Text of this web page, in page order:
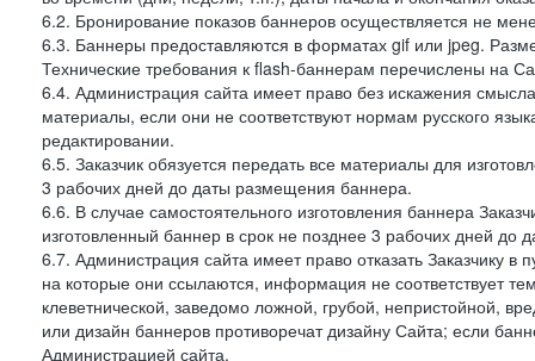
6.2. Бронирование показов баннеров осуществляется не
6.3. Баннеры предоставляются в форматах gif или jpeg.
Технические требования к flash-баннерам перечислены на
6.4. Администрация сайта имеет право без искажения
материалы, если они не соответствуют нормам русского
редактировании.
6.5. Заказчик обязуется передать все материалы для
3 рабочих дней до даты размещения баннера.
6.6. В случае самостоятельного изготовления баннера
изготовленный баннер в срок не позднее 3 рабочих дней до
6.7. Администрация сайта имеет право отказать Заказчику
на которые они ссылаются, информация не соответствует
клеветнической, заведомо ложной, грубой, непристойной,
или дизайн баннеров противоречат дизайну Сайта; если
Администрацией сайта.